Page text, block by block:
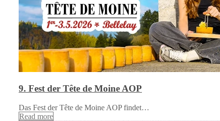
9. Fest der Tête de Moine AOP
Das Fest der Tête de Moine AOP findet…
Read more